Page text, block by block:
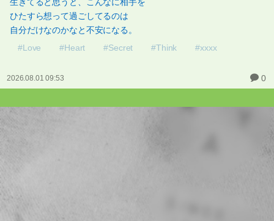
生きてると思うと、こんなに相手を
ひたすら想って過ごしてるのは
自分だけなのかなと不安になる。
#Love
#Heart #Secret #Think #xxxx
2026.08.01 09:53 0